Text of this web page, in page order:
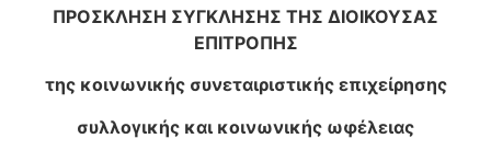
ΠΡΟΣΚΛΗΣΗ ΣΥΓΚΛΗΣΗΣ ΤΗΣ ΔΙΟΙΚΟΥΣΑΣ
ΕΠΙΤΡΟΠΗΣ
της κοινωνικής συνεταιριστικής επιχείρησης
συλλογικής και κοινωνικής ωφέλειας